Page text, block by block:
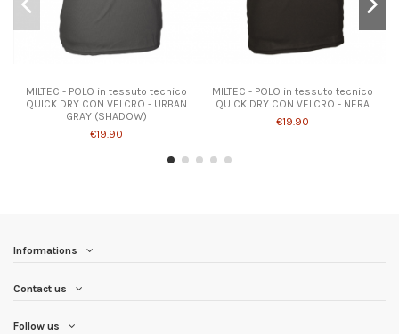
MILTEC - POLO in tessuto tecnico
QUICK DRY CON VELCRO - URBAN
GRAY (SHADOW)
€19.90
MILTEC - POLO in tessuto tecnico
QUICK DRY CON VELCRO - NERA
€19.90
Informations
Contact us
Follow us